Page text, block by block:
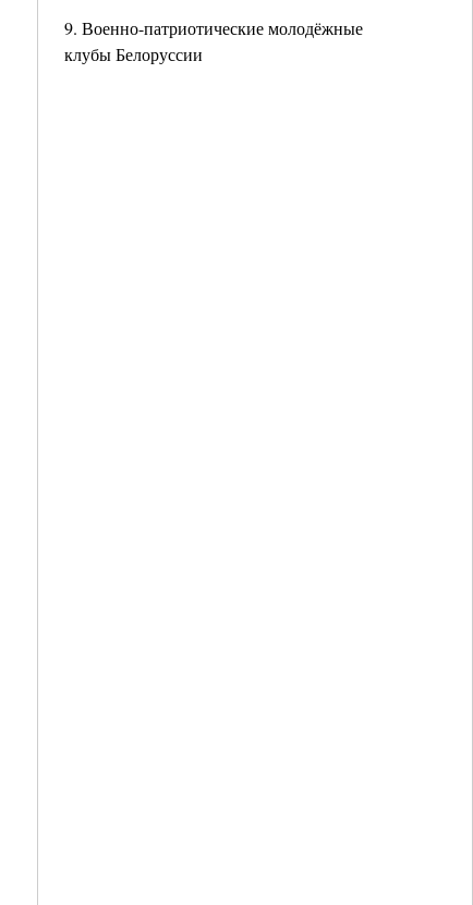
9. Военно-патриотические молодёжные
клубы Белоруссии